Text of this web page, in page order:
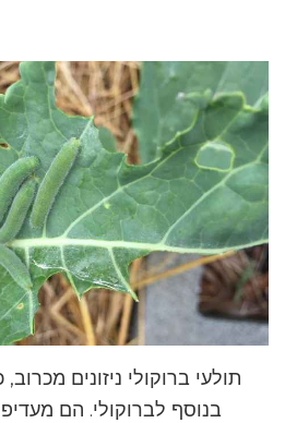
תולעי ברוקולי ניזונים
בנוסף לברוקולי. הם